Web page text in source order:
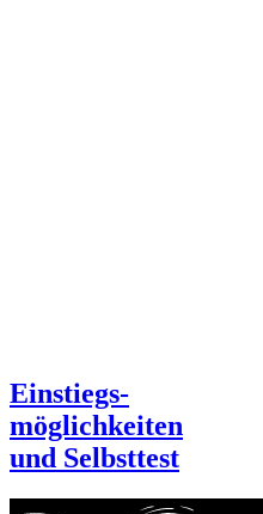
Einstiegs-
möglichkeiten
und Selbsttest